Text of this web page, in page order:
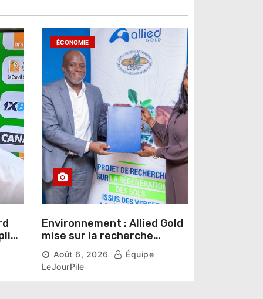
ÉCONOMIE
Environnement : Allied Gold
mise sur la recherche
scientifique pour restaurer
les sols de ses sites miniers
Août 6, 2026
Équipe
LeJourPile